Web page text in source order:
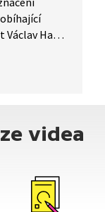
Havel
hovoří
Oliva.
videa